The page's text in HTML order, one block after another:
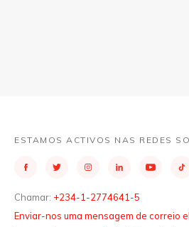
ESTAMOS ACTIVOS NAS REDES
Chamar: +234-1-2774641-5
Enviar-nos uma mensagem de correio